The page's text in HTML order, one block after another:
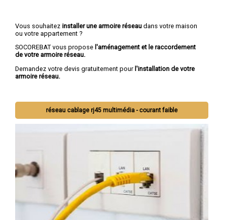
Vous souhaitez installer une armoire réseau dans votre maison
ou votre appartement ?
SOCOREBAT vous propose l'aménagement et le raccordement
de votre armoire réseau.
Demandez votre devis gratuitement pourl'installation de votre
armoire réseau.
réseau cablage rj45 multimédia - courant faible